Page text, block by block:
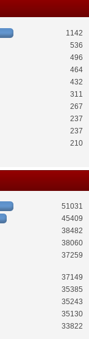
1142
536
496
464
432
311
267
237
237
210
51031
45409
38482
38060
37259
37149
35385
35243
35130
33822